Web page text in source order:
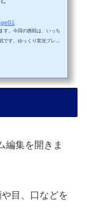
す。今回の挑戦は、いっち
です。ゆっくり実況プレイ
編集を開きま
目、口などを